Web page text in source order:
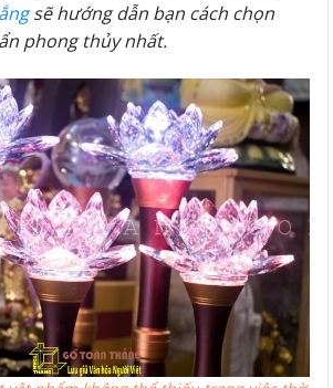
sẽ hướng dẫn bạn cách chọn
phong thủy nhất.